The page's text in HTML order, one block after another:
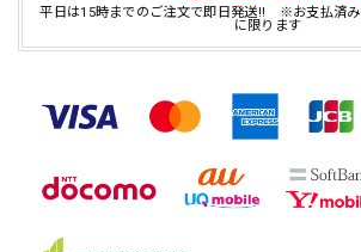
平日は15時までのご注文で即日発送!! ※お支払済み
に限ります